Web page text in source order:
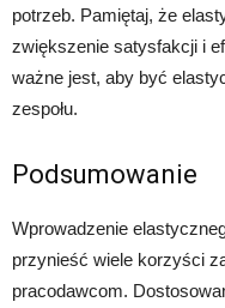
potrzeb. Pamiętaj, że
zwiększenie satysfakcji i
ważne jest, aby być
zespołu.
Podsumowanie
Wprowadzenie
przynieść wiele korzyści
pracodawcom.